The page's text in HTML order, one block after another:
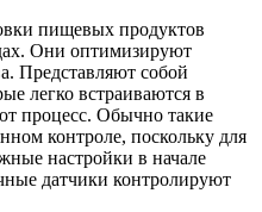
пищевых продуктов
Они оптимизируют
Представляют собой
легко встраиваются в
процесс. Обычно такие
контроле, поскольку для
настройки в начале
датчики контролируют